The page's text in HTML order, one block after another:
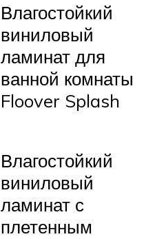
Влагостойкий
виниловый
ламинат для
ванной комнаты
Floover Splash
Влагостойкий
виниловый
ламинат с
плетенным